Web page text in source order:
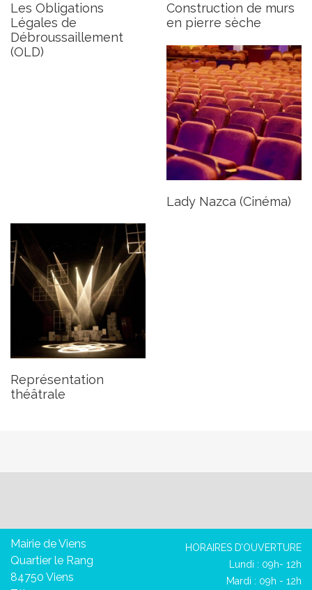
Les Obligations
Légales de
Débroussaillement
(OLD)
Construction de murs
en pierre sèche
Lady Nazca (Cinéma)
Représentation
théâtrale
Mairie de Viens
Quartier le Rang
84750 Viens
HORAIRES D’OUVERTURE
Lundi : 09h- 12h
Mardi : 09h - 12h